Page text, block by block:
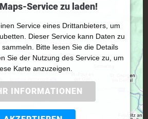
Service zu laden!
Service eines Drittanbieters, um
Dieser Service kann Daten zu
sammeln. Bitte lesen Sie die Details
Sie der Nutzung des Service zu, um
Karte anzuzeigen.
INFORMATIONEN